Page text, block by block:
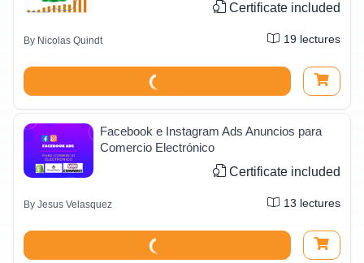
Certificate included
By Nicolas Quindt 19 lectures
Facebook e Instagram Ads Anuncios para
Comercio Electrónico
Certificate included
By Jesus Velasquez 13 lectures